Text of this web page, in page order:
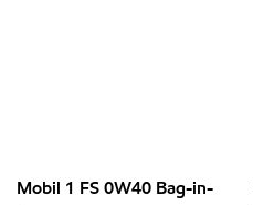
Mobil 1 FS 0W40 Bag-in-